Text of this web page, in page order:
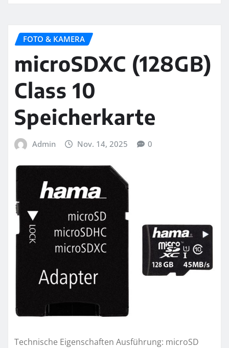
FOTO & KAMERA
microSDXC (128GB)
Class 10
Speicherkarte
Admin Nov. 14, 2025 0
Technische Eigenschaften Ausführung: microSD